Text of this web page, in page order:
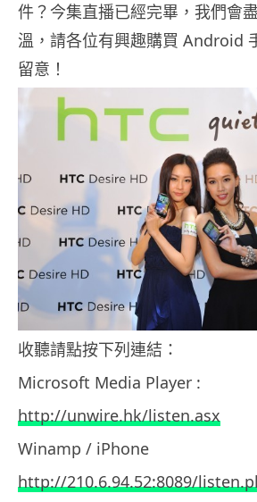
件？今集直播已經完畢，我們會
溫，請各位有興趣購買 Android
留意！
收聽請點按下列連結：
Microsoft Media Player :
http://unwire.hk/listen.asx
Winamp / iPhone
http://210.6.94.52:8089/